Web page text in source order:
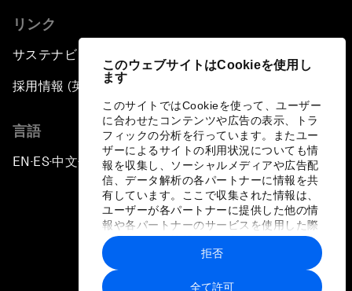
このウェブサイトはCookieを使用し
ます
このサイトではCookieを使って、ユーザー
に合わせたコンテンツや広告の表示、トラ
フィックの分析を行っています。またユー
ザーによるサイトの利用状況についても情
報を収集し、ソーシャルメディアや広告配
信、データ解析の各パートナーに情報を共
有しています。ここで収集された情報は、
ユーザーが各パートナーに提供した他の情
報や各パートナーのサービスを使用した際
に収集された情報と組み合わされ、各パー
トナーによって使用されることがありま
す。
全て許可
拒否
リンク
サステナビリティへの取り組み
採用情報 (英語のみ)
言語
EN ▪ES▪中文▪ 日本語
プライバシーポリシーと利用規約